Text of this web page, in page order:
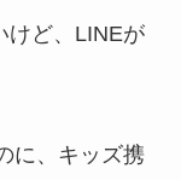
けど、LINEが
に、キッズ携